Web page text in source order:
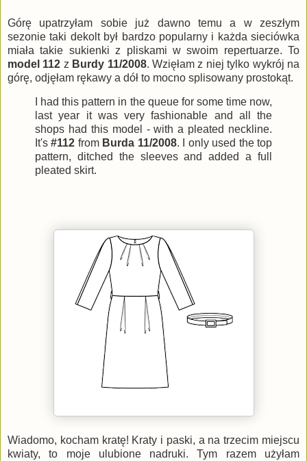
Górę upatrzyłam sobie już dawno temu a w zeszłym
sezonie taki dekolt był bardzo popularny i każda sieciówka
miała takie sukienki z pliskami w swoim repertuarze. To
model 112 z Burdy 11/2008. Wzięłam z niej tylko wykrój na
górę, odjęłam rękawy a dół to mocno splisowany prostokąt.
I had this pattern in the queue for some time now,
last year it was very fashionable and all the
shops had this model - with a pleated neckline.
It's#112 from Burda 11/2008. I only used the top
pattern, ditched the sleeves and added a full
pleated skirt.
Wiadomo, kocham kratę! Kraty i paski, a na trzecim miejscu
kwiaty, to moje ulubione nadruki. Tym razem użyłam